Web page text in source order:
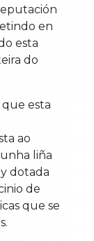
en
esta
do
esta
ao
liña
dotada
de
que se